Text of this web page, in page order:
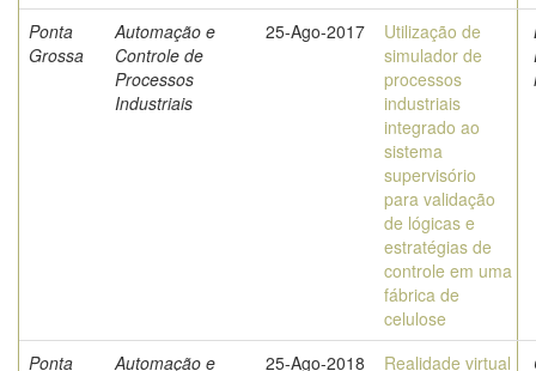
Ponta
Grossa
Automação e
Controle de
Processos
Industriais
25-Ago-2017
Utilização de
simulador de
processos
industriais
integrado ao
sistema
supervisório
para validação
de lógicas e
estratégias de
controle em uma
fábrica de
celulose
Ponta
Automação e
25-Ago-2018
Realidade virtual